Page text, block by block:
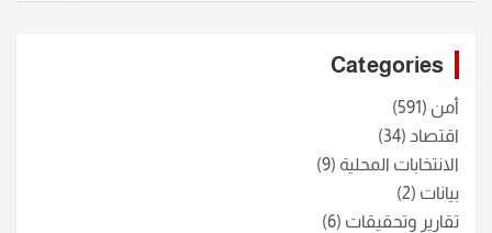
Categories
أمن (591)
اقتصاد (34)
الانتخابات المحلية (9)
بيانات (2)
تقارير وتحقيقات (6)